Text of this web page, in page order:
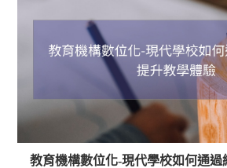
教育機構數位化-現代學校如何通過